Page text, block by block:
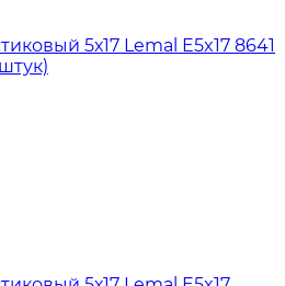
5х17 Lemal E5x17 8641